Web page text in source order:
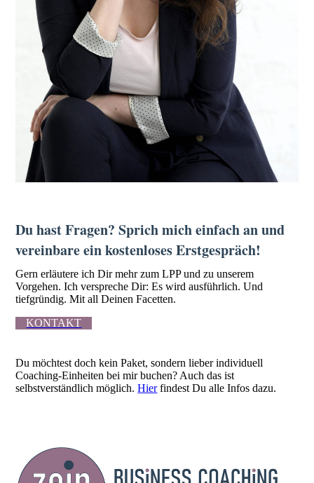
Du hast Fragen? Sprich mich einfach an und
vereinbare ein kostenloses Erstgespräch!
Gern erläutere ich Dir mehr zum LPP und zu unserem
Vorgehen. Ich verspreche Dir: Es wird ausführlich. Und
tiefgründig. Mit all Deinen Facetten.
KONTAKT
Du möchtest doch kein Paket, sondern lieber individuell
Coaching-Einheiten bei mir buchen? Auch das ist
selbstverständlich möglich.Hierfindest Du alle Infos dazu.